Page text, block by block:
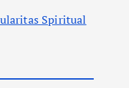
Spiritual